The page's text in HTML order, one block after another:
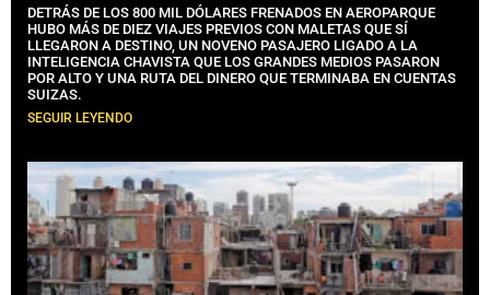
DETRÁS DE LOS 800 MIL DÓLARES FRENADOS EN AEROPARQUE
HUBO MÁS DE DIEZ VIAJES PREVIOS CON MALETAS QUE SÍ
LLEGARON A DESTINO, UN NOVENO PASAJERO LIGADO A LA
INTELIGENCIA CHAVISTA QUE LOS GRANDES MEDIOS PASARON
POR ALTO Y UNA RUTA DEL DINERO QUE TERMINABA EN CUENTAS
SUIZAS.
SEGUIR LEYENDO